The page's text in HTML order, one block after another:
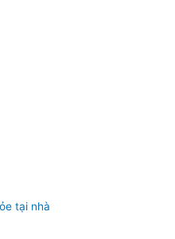
tại nhà